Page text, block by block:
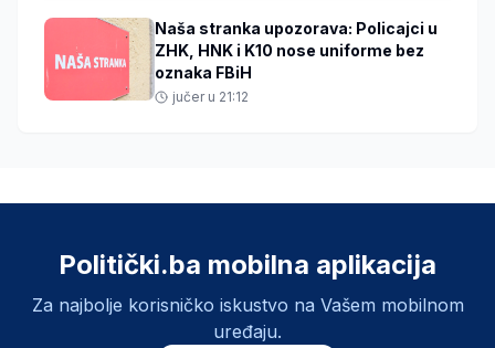
Naša stranka upozorava: Policajci u
ZHK, HNK i K10 nose uniforme bez
oznaka FBiH
jučer u 21:12
Politički.ba mobilna aplikacija
Za najbolje korisničko iskustvo na Vašem mobilnom
uređaju.